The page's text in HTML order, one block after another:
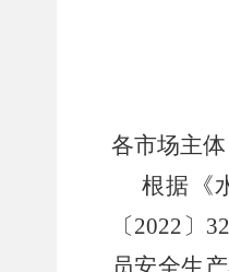
各市场主体
根据
〔2022 〕
员安全生